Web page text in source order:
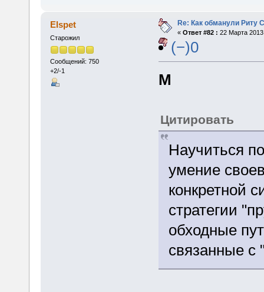
Elspet
Старожил
Сообщений: 750
+2/-1
Re: Как обманули Риту
« Ответ #82 : 22 Марта
(−)0
M
Цитировать
Научиться
умение
конкретной
стратегии
обходные
связанные с